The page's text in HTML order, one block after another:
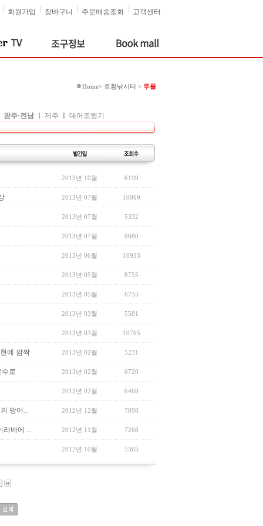
고객센터
주문배송조회
장바구니
회원가입
Home> 호황낚시터 > 루플
광주·전남 제주 대어조행기
2013년 10월 6199
2013년 07월 10069
2013년 07월 5332
2013년 07월 8680
2013년 06월 10933
2013년 05월 8755
2013년 05월 6755
2013년 03월 5581
2013년 03월 10765
에 깜짝 2013년 02월 5231
로 2013년 02월 6720
2013년 02월 6468
방어... 2012년 12월 7898
라바에 ... 2012년 11월 7268
2012년 10월 5365